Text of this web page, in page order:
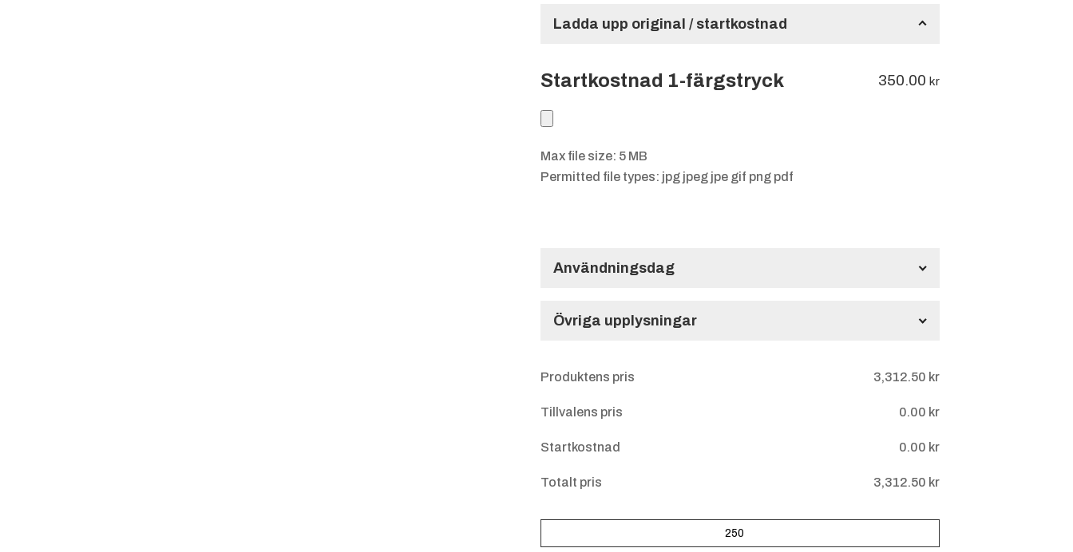
Ladda upp original / startkostnad
Startkostnad 1-färgstryck 350.00kr
Max file size: 5 MB
Permitted file types: jpg jpeg jpe gif png pdf
Användningsdag
Övriga upplysningar
Produktens pris 3,312.50 kr
Tillvalens pris 0.00 kr
Startkostnad 0.00 kr
Totalt pris 3,312.50 kr